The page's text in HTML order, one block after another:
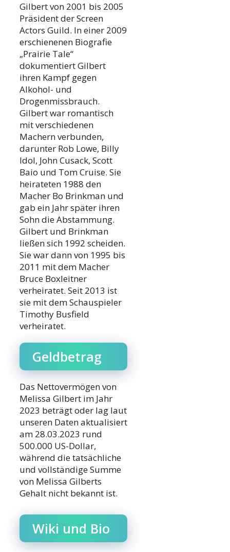
Gilbert von 2001 bis 2005
Präsident der Screen
Actors Guild. In einer 2009
erschienenen Biografie
„Prairie Tale“
dokumentiert Gilbert
ihren Kampf gegen
Alkohol- und
Drogenmissbrauch.
Gilbert war romantisch
mit verschiedenen
Machern verbunden,
darunter Rob Lowe, Billy
Idol, John Cusack, Scott
Baio und Tom Cruise. Sie
heirateten 1988 den
Macher Bo Brinkman und
gab ein Jahr später ihren
Sohn die Abstammung.
Gilbert und Brinkman
ließen sich 1992 scheiden.
Sie war dann von 1995 bis
2011 mit dem Macher
Bruce Boxleitner
verheiratet. Seit 2013 ist
sie mit dem Schauspieler
Timothy Busfield
verheiratet.
Geldbetrag
Das Nettovermögen von
Melissa Gilbert im Jahr
2023 beträgt oder lag laut
unseren Daten aktualisiert
am 28.03.2023 rund
500.000 US-Dollar,
während die tatsächliche
und vollständige Summe
von Melissa Gilberts
Gehalt nicht bekannt ist.
Wiki und Bio